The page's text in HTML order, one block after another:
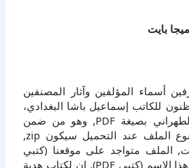
أسماء المؤلفين وآثار المصنفين
للكاتب إسماعيل باشا البغدادي،
والذيل لـ : أغا بزرك الطهراني بصيغة PDF, وهو من ضمن
تصنيف كتب إسلامية, نوع الملف عند التحميل سيكون zip,
ميجا بايت, الملف متواجد على موقعنا (كتبي
PDF), حاول أن لاتنسى هذا الإسم (كتبي PDF), إن لكتاب هدية